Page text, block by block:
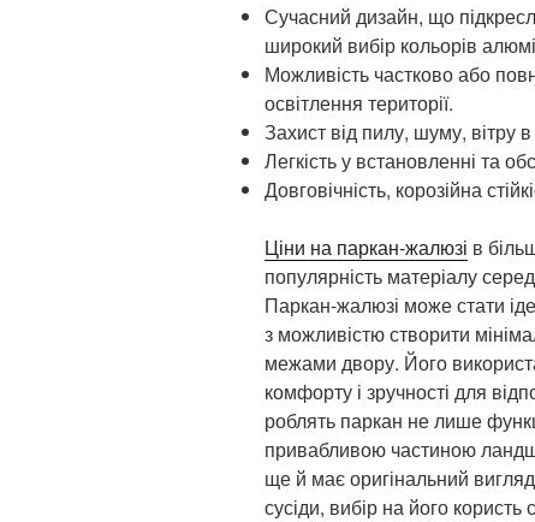
Сучасний дизайн, що
широкий вибір кольорів
Можливість частково або
освітлення території.
Захист від пилу, шуму, вітру
Легкість у встановленні та
Довговічність, корозійна
Ціни на паркан-жалюзі в
популярність матеріалу
Паркан-жалюзі може стати
з можливістю створити
межами двору. Його
комфорту і зручності для
роблять паркан не лише
привабливою частиною
ще й має оригінальний
сусіди, вибір на його користь